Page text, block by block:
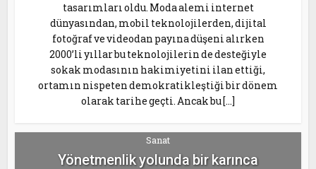
tasarımları oldu. Moda alemi internet
dünyasından, mobil teknolojilerden, dijital
fotoğraf ve videodan payına düşeni alırken
2000’li yıllar bu teknolojilerin de desteğiyle
sokak modasının hakimiyetini ilan ettiği,
ortamın nispeten demokratikleştiği bir dönem
olarak tarihe geçti. Ancak bu […]
Sanat
Yönetmenlik yolunda bir karınca